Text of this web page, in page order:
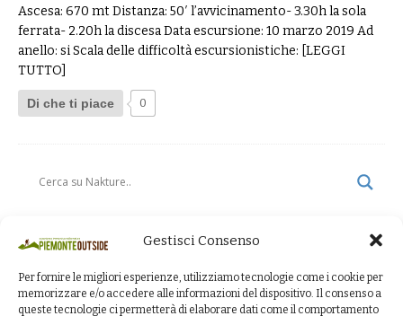
Gestisci Consenso
Per fornire le migliori esperienze, utilizziamo tecnologie come i cookie per
memorizzare e/o accedere alle informazioni del dispositivo. Il consenso a
queste tecnologie ci permetterà di elaborare dati come il comportamento
Ascesa: 670 mt Distanza: 50′ l’avvicinamento- 3.30h la sola
ferrata- 2.20h la discesa Data escursione: 10 marzo 2019 Ad
anello: si Scala delle difficoltà escursionistiche: [LEGGI
TUTTO]
Di che ti piace 0